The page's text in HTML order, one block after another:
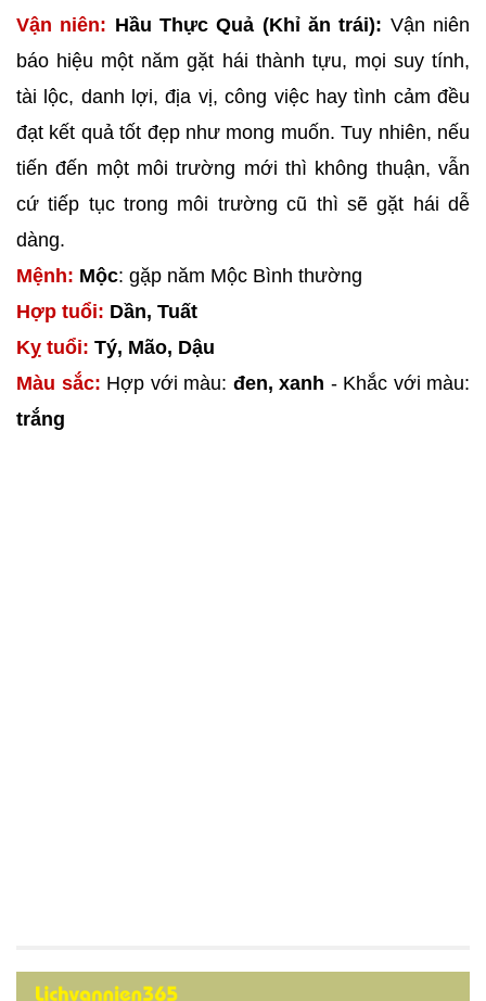
Vận niên: Hầu Thực Quả (Khỉ ăn trái): Vận niên
báo hiệu một năm gặt hái thành tựu, mọi suy tính,
tài lộc, danh lợi, địa vị, công việc hay tình cảm đều
đạt kết quả tốt đẹp như mong muốn. Tuy nhiên, nếu
tiến đến một môi trường mới thì không thuận, vẫn
cứ tiếp tục trong môi trường cũ thì sẽ gặt hái dễ
dàng.
Mệnh: Mộc: gặp năm Mộc Bình thường
Hợp tuổi: Dần, Tuất
Kỵ tuổi: Tý, Mão, Dậu
Màu sắc: Hợp với màu: đen, xanh - Khắc với màu:
trắng